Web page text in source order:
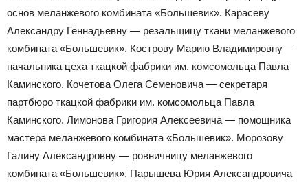
основ меланжевого комбината «Большевик». Карасеву
Александру Геннадьевну — резальщицу ткани меланжевого
комбината «Большевик». Кострову Марию Владимировну —
начальника цеха ткацкой фабрики им. комсомольца Павла
Каминского. Кочетова Олега Семеновича — секретаря
партбюро ткацкой фабрики им. комсомольца Павла
Каминского. Лимонова Григория Алексеевича — помощника
мастера меланжевого комбината «Большевик». Морозову
Галину Александровну — ровничницу меланжевого
комбината «Большевик». Парышева Юрия Александровича